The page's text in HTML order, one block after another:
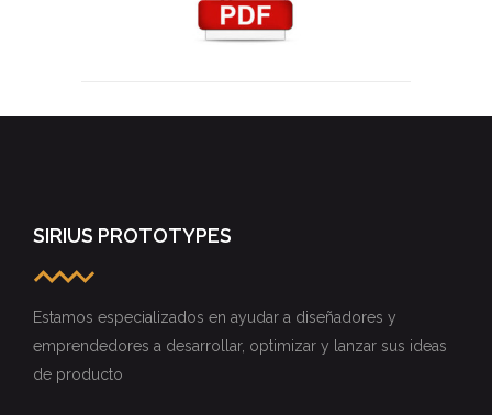
SIRIUS PROTOTYPES
C/ Fermín Caballero 1 Loc-Izq
16004 Cuenca
Phone: 969690733- 691341296